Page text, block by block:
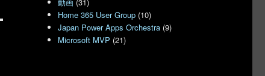
Home 365 User Group (10)
Japan Power Apps Orchestra (9)
Microsoft MVP (21)